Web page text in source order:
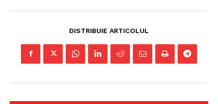
DISTRIBUIE ARTICOLUL